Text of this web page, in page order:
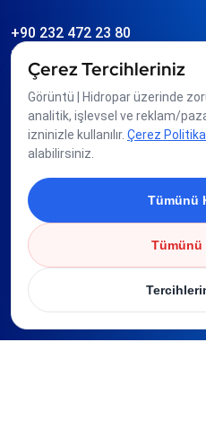
+90 232 472 23 80
info
Üyeliklerimiz
Çerez Tercihleriniz
Görüntü | Hidropar üzerinde
analitik, işlevsel ve reklam/
izninizle kullanılır. Çerez
alabilirsiniz.
Tümünü
Tümünü